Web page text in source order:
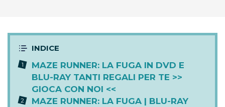
MAZE RUNNER: LA FUGA IN DVD E
BLU-RAY TANTI REGALI PER TE >>
GIOCA CON NOI <<
MAZE RUNNER: LA FUGA | BLU-RAY